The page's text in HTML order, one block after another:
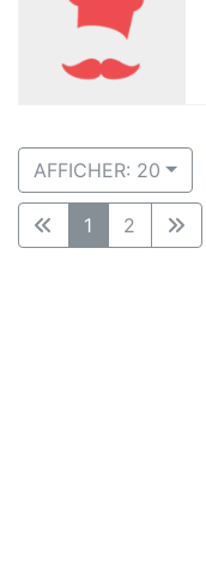
AFFICHER: 20
1 2